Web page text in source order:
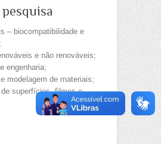
– biocompatibilidade e
e não renováveis;
engenharia;
modelagem de materiais;
de superfícies, filmes e